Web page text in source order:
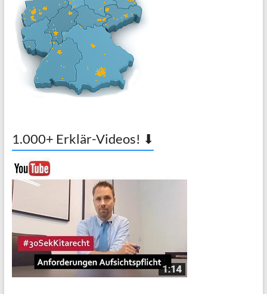
1.000+ Erklär-Videos! ⬇